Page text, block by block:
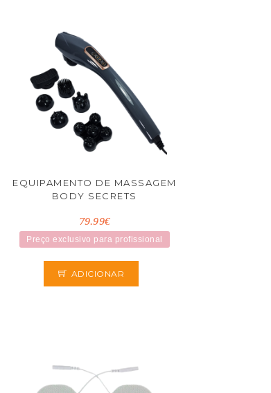
EQUIPAMENTO DE MASSAGEM
BODY SECRETS
79.99€
Preço exclusivo para profissional
ADICIONAR